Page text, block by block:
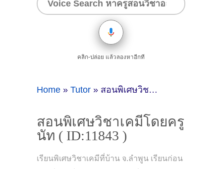
คลิก-ปล่อย แล้วลองหาอีกที
Home » Tutor » สอนพิเศษวิชาเคมีโดยครูนัท ( ID:11843 )
สอนพิเศษวิชาเคมีโดยครู
นัท ( ID:11843 )
เรียนพิเศษวิชาเคมีที่บ้าน จ.ลำพูน เรียนก่อน